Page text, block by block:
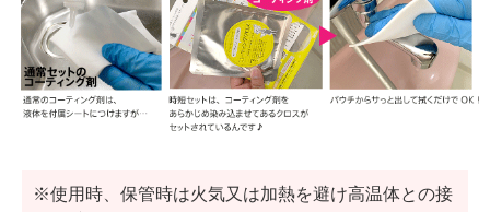
※使用時、保管時は火気又は加熱を避け高温体との接